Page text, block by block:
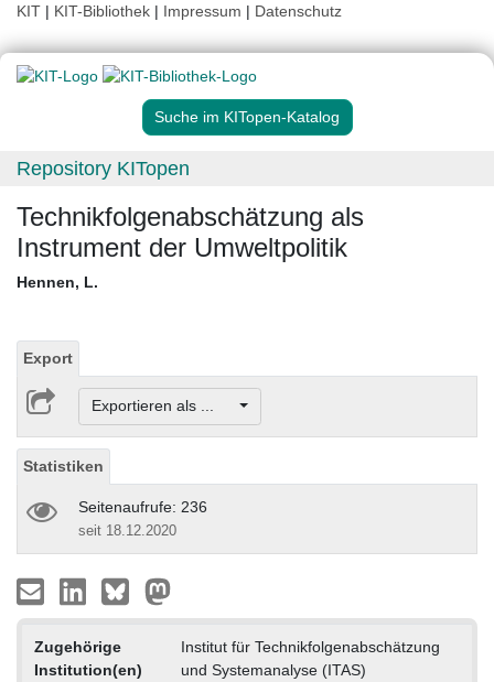
KIT | KIT-Bibliothek | Impressum | Datenschutz
Suche im KITopen-Katalog
Repository KITopen
Technikfolgenabschätzung als
Instrument der Umweltpolitik
Hennen, L.
Export
Exportieren als ...
Statistiken
Seitenaufrufe: 236
seit 18.12.2020
Zugehörige
Institution(en)
Institut für Technikfolgenabschätzung
und Systemanalyse (ITAS)